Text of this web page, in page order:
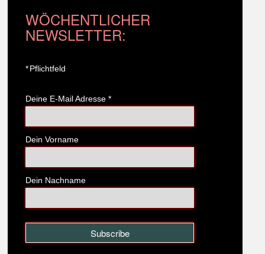
WÖCHENTLICHER
NEWSLETTER:
*Pflichtfeld
Deine E-Mail Adresse *
Dein Vorname
Dein Nachname